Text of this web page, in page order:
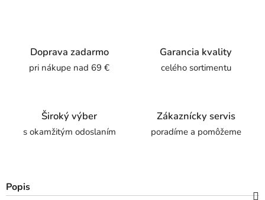
Doprava zadarmo
pri nákupe nad 69 €
Garancia kvality
celého sortimentu
Široký výber
s okamžitým odoslaním
Zákaznícky servis
poradíme a pomôžeme
Popis